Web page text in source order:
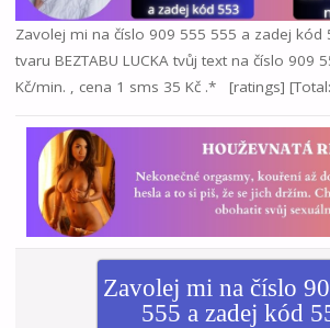
Zavolej mi na číslo 909 555 555 a zadej kód
tvaru BEZTABU LUCKA tvůj text na číslo 909
Kč/min. , cena 1 sms 35 Kč .* [ratings]
Zavolej mi na číslo
555 a zadej kód